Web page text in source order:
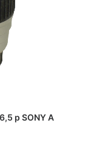
p SONY A